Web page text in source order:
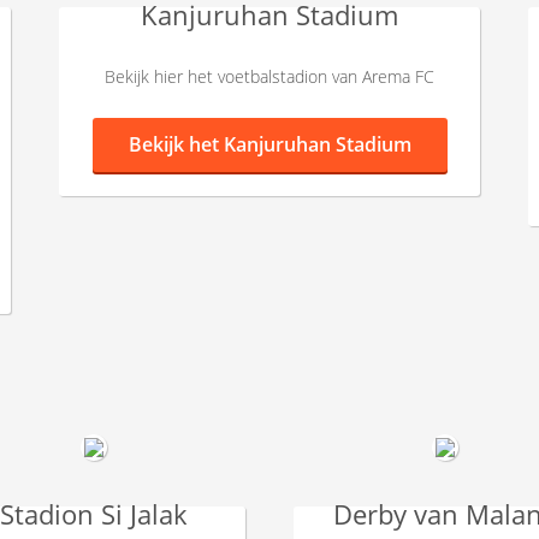
Kanjuruhan Stadium
Bekijk hier het voetbalstadion van Arema FC
Bekijk het Kanjuruhan Stadium
Stadion Si Jalak
Derby van